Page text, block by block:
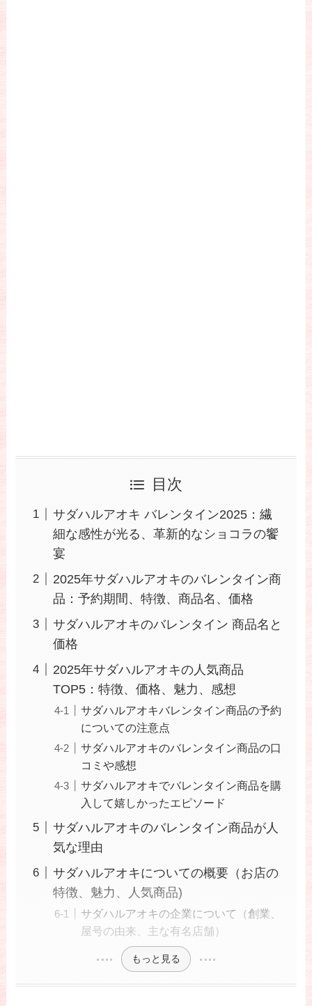
目次
サダハルアオキ バレンタイン2025：繊
細な感性が光る、革新的なショコラの饗
宴
2025年サダハルアオキのバレンタイン商
品：予約期間、特徴、商品名、価格
サダハルアオキのバレンタイン 商品名と
価格
2025年サダハルアオキの人気商品
TOP5：特徴、価格、魅力、感想
サダハルアオキバレンタイン商品の予約
についての注意点
サダハルアオキのバレンタイン商品の口
コミや感想
サダハルアオキでバレンタイン商品を購
入して嬉しかったエピソード
サダハルアオキのバレンタイン商品が人
気な理由
サダハルアオキについての概要（お店の
特徴、魅力、人気商品)
サダハルアオキの企業について（創業、
屋号の由来、主な有名店舗）
もっと見る